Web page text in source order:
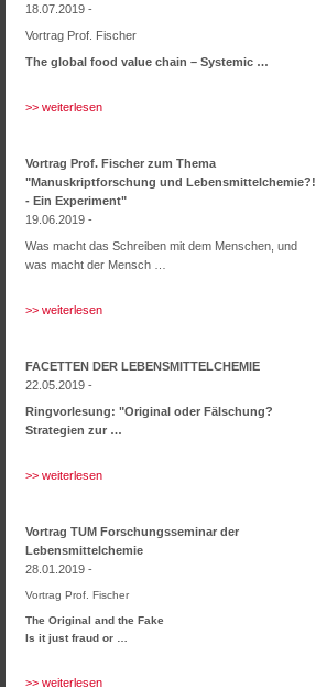
18.07.2019 -
Vortrag Prof. Fischer
The global food value chain – Systemic …
>> weiterlesen
Vortrag Prof. Fischer zum Thema
"Manuskriptforschung und Lebensmittelchemie?!
- Ein Experiment"
19.06.2019 -
Was macht das Schreiben mit dem Menschen, und
was macht der Mensch …
>> weiterlesen
FACETTEN DER LEBENSMITTELCHEMIE
22.05.2019 -
Ringvorlesung: "Original oder Fälschung?
Strategien zur …
>> weiterlesen
Vortrag TUM Forschungsseminar der
Lebensmittelchemie
28.01.2019 -
Vortrag Prof. Fischer
The Original and the Fake
Is it just fraud or …
>> weiterlesen